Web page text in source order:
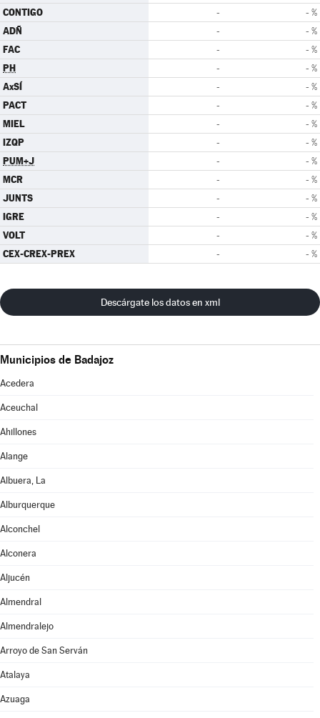
CONTIGO - - %
ADÑ - - %
FAC - - %
PH - - %
AxSÍ - - %
PACT - - %
MIEL - - %
IZQP - - %
PUM+J - - %
MCR - - %
JUNTS - - %
IGRE - - %
VOLT - - %
CEX-CREX-PREX - - %
Descárgate los datos en xml
Municipios de Badajoz
Acedera
Aceuchal
Ahillones
Alange
Albuera, La
Alburquerque
Alconchel
Alconera
Aljucén
Almendral
Almendralejo
Arroyo de San Serván
Atalaya
Azuaga